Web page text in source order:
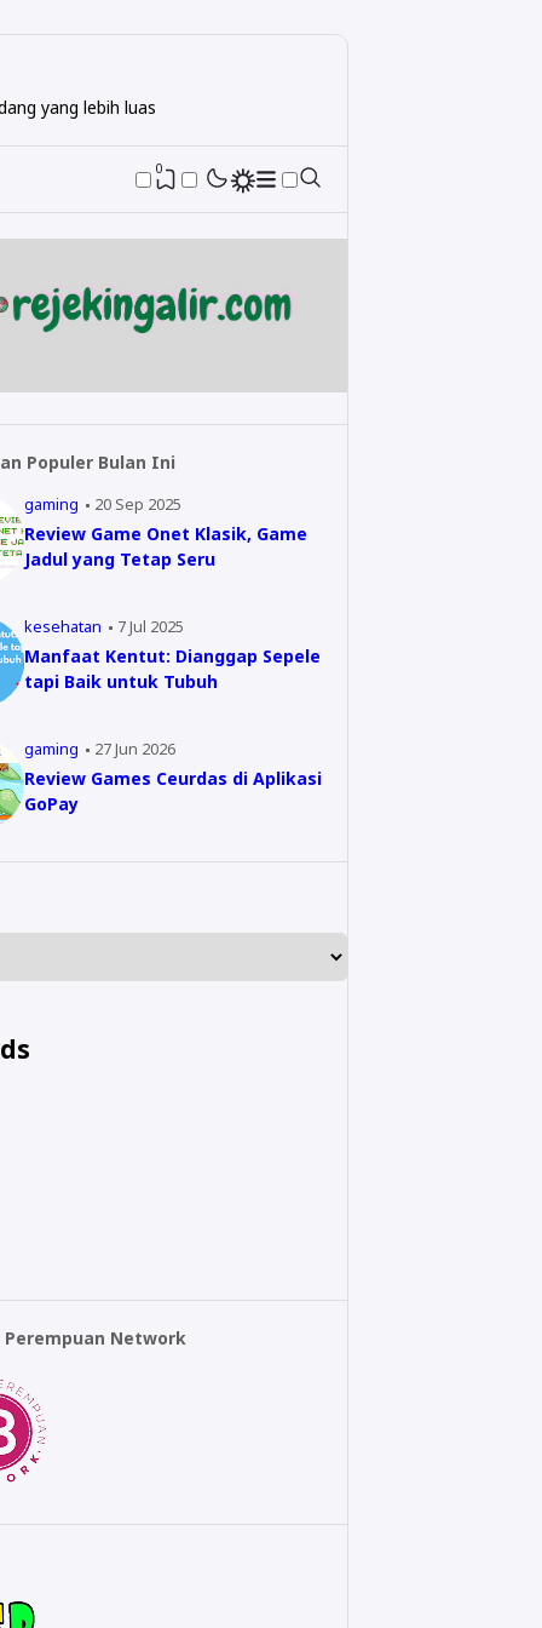
yang lebih luas
0
Populer Bulan Ini
gaming 20 Sep 2025
Review Game Onet Klasik, Game
Jadul yang Tetap Seru
kesehatan 7 Jul 2025
Manfaat Kentut: Dianggap Sepele
tapi Baik untuk Tubuh
gaming 27 Jun 2026
Review Games Ceurdas di Aplikasi
GoPay
Perempuan Network